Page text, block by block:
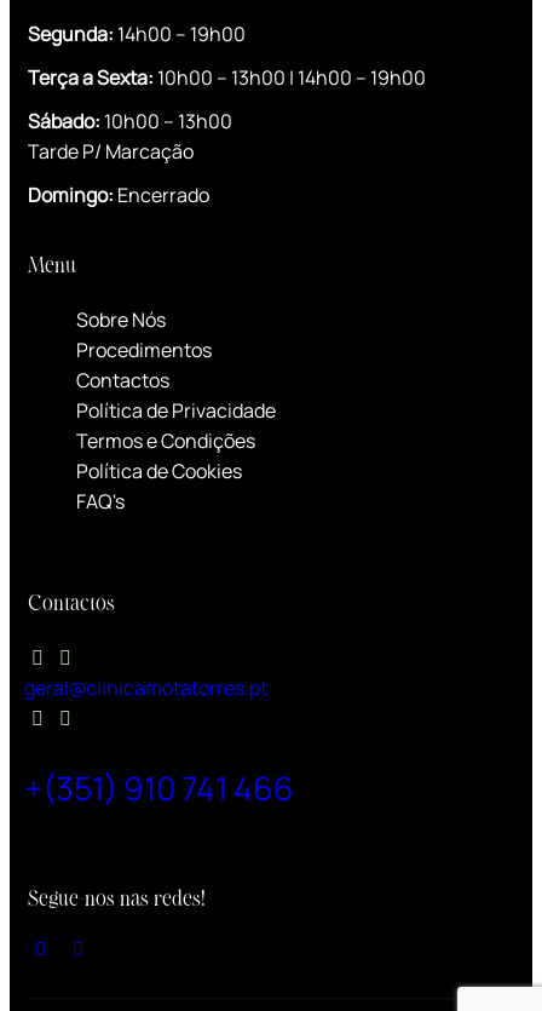
Segunda: 14h00 – 19h00
Terça a Sexta: 10h00 – 13h00 | 14h00 – 19h00
Sábado: 10h00 – 13h00
Tarde P/ Marcação
Domingo: Encerrado
Menu
Sobre Nós
Procedimentos
Contactos
Política de Privacidade
Termos e Condições
Política de Cookies
FAQ's
Contactos
geral@clinicamotatorres.pt
+(351) 910 741 466
Segue-nos nas redes!